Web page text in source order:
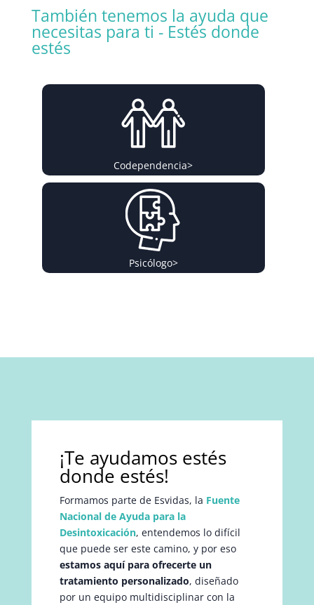
También tenemos la ayuda que
necesitas para ti - Estés donde
estés
Codependencia>
Psicólogo>
¡Te ayudamos estés
donde estés!
Formamos parte de Esvidas, la Fuente
Nacional de Ayuda para la
Desintoxicación, entendemos lo difícil
que puede ser este camino, y por eso
estamos aquí para ofrecerte un
tratamiento personalizado, diseñado
por un equipo multidisciplinar con la